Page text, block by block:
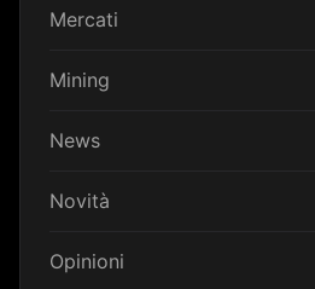
Mercati
Mining
News
Novità
Opinioni